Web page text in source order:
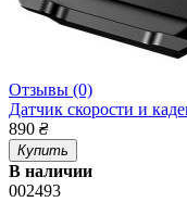
Отзывы (0)
Датчик скорости и
890 ₴
Купить
В наличии
002493